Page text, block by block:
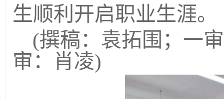
生顺利开启职业生涯。
(撰稿：袁拓围；一
审：肖凌)